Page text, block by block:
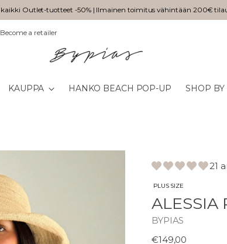
kaikki Outlet-tuotteet -50% | Ilmainen toimitus vähintään 200€
Become a retailer
KAUPPA HANKO BEACH POP-UP SHOP
21
PLUS SIZE
ALESSIA
BYPIAS
Normaali
€149,00